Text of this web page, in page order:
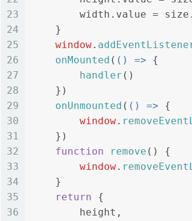
23
24
25
26
27
28
29
30
31
32
33
34
35
36
        width.
value = size.
    }
window.
onMounted ( () => {
handler ()
    })
onUnmounted ( () => {
window.
    })
function
remove ( ) {
window.
    }
return {
        height,